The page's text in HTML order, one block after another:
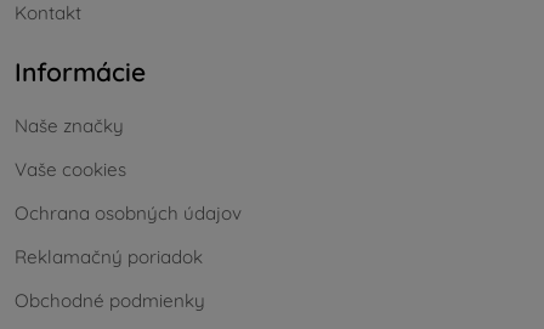
Kontakt
Informácie
Naše značky
Vaše cookies
Ochrana osobných údajov
Reklamačný poriadok
Obchodné podmienky